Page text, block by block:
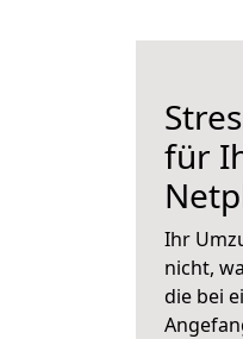
für
Ihr
nicht,
die bei